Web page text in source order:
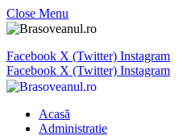
Close Menu
Facebook X (Twitter) Instagram
Facebook X (Twitter) Instagram
Acasă
Administratie